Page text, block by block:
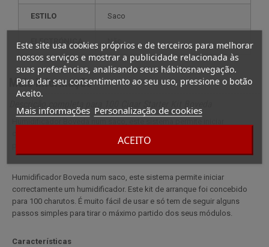
Este site usa cookies próprios e de terceiros para melhorar
nossos serviços e mostrar a publicidade relacionada às
suas preferências, analisando seus hábitosnavegação.
Para dar seu consentimento ao seu uso, pressione o botão
Aceito.
Mais informações Personalização de cookies
ACEITO
ESTILO saco
ELECTRÓNICA não
Mais informação
Humidificador Boveda num saco, este sistema permite iniciar
correctamente um humidificador. Este kit de arranque foi concebido
para 100 charutos. É muito fácil de usar e só tem de seguir alguns
passos simples para tirar o máximo partido dos seus módulos.
Características